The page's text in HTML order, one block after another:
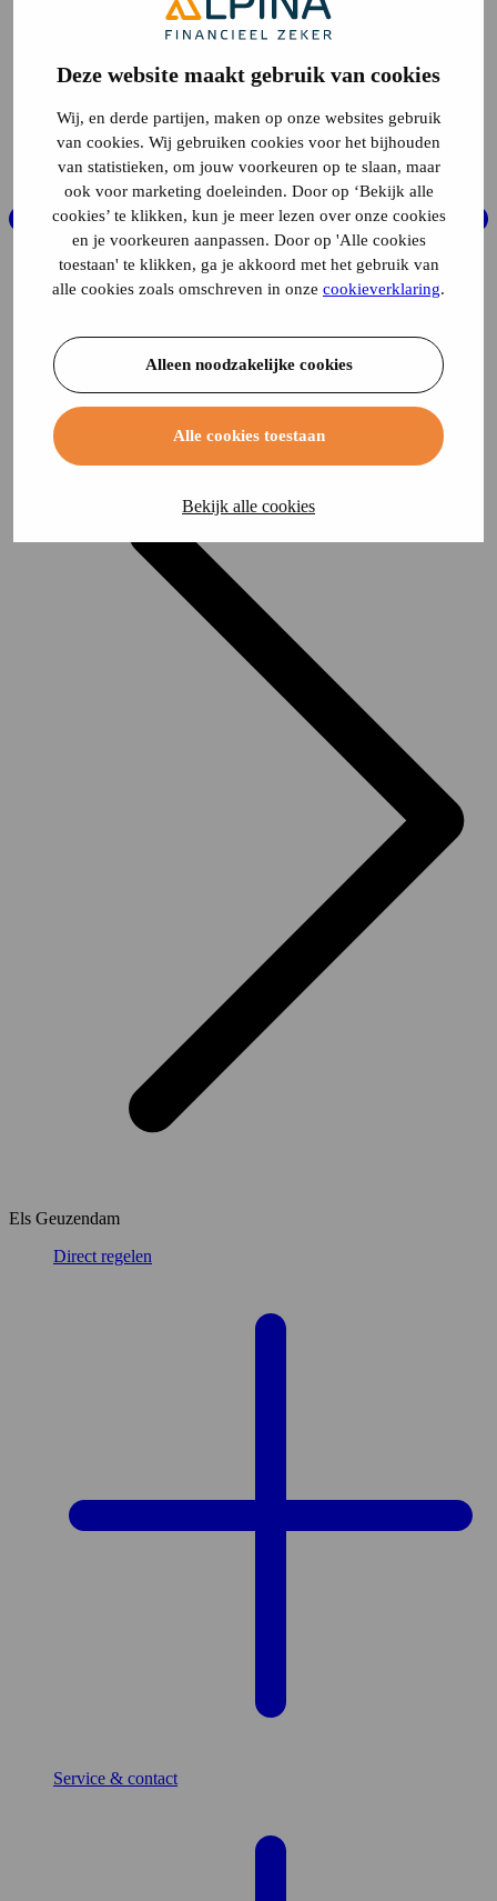
Deze website maakt gebruik van cookies
Wij, en derde partijen, maken op onze websites gebruik
van cookies. Wij gebruiken cookies voor het bijhouden
van statistieken, om jouw voorkeuren op te slaan, maar
ook voor marketing doeleinden. Door op ‘Bekijk alle
cookies’ te klikken, kun je meer lezen over onze cookies
en je voorkeuren aanpassen. Door op 'Alle cookies
toestaan' te klikken, ga je akkoord met het gebruik van
alle cookies zoals omschreven in onze cookieverklaring.
Alleen noodzakelijke cookies
Alle cookies toestaan
Bekijk alle cookies
Els Geuzendam
Direct regelen
Service & contact